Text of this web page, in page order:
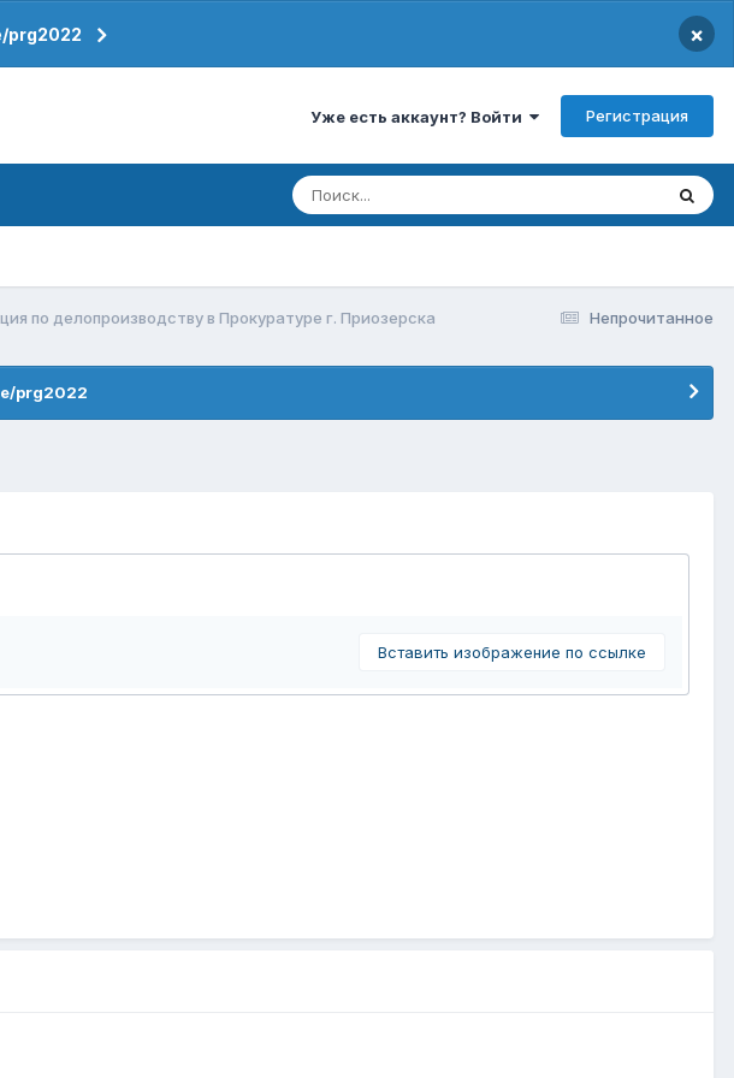
prg2022 ×
Уже есть аккаунт? Войти Регистрация
Непрочитанное
по делопроизводству в Прокуратуре г. Приозерска
prg2022
Вставить изображение по ссылке